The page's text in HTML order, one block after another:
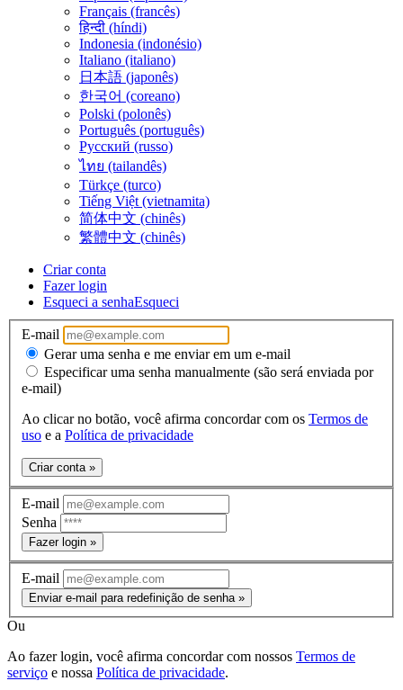
Français (francês)
हिन्दी (híndi)
Indonesia (indonésio)
Italiano (italiano)
日本語 (japonês)
한국어 (coreano)
Polski (polonês)
Português (português)
Русский (russo)
ไทย (tailandês)
Türkçe (turco)
Tiếng Việt (vietnamita)
简体中文 (chinês)
繁體中文 (chinês)
Criar conta
Fazer login
Esqueci a senhaEsqueci
E-mail
Gerar uma senha e me enviar em um e-mail
Especificar uma senha manualmente (são será enviada por
e-mail)
Ao clicar no botão, você afirma concordar com os Termos de
uso e a Política de privacidade
Criar conta »
E-mail
Senha
Fazer login »
E-mail
Enviar e-mail para redefinição de senha »
Ou
Ao fazer login, você afirma concordar com nossos Termos de
serviço e nossa Política de privacidade.